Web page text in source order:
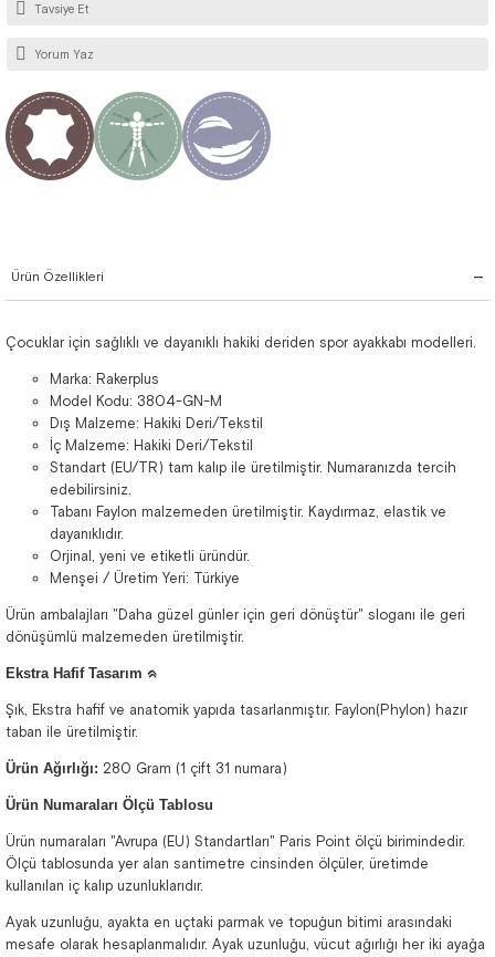
Tavsiye Et
Yorum Yaz
Ürün Özellikleri
Çocuklar için sağlıklı ve dayanıklı hakiki deriden spor ayakkabı modelleri.
Marka: Rakerplus
Model Kodu: 3804-GN-M
Dış Malzeme: Hakiki Deri/Tekstil
İç Malzeme: Hakiki Deri/Tekstil
Standart (EU/TR) tam kalıp ile üretilmiştir. Numaranızda tercih
edebilirsiniz.
Tabanı Faylon malzemeden üretilmiştir. Kaydırmaz, elastik ve
dayanıklıdır.
Orjinal, yeni ve etiketli üründür.
Menşei / Üretim Yeri: Türkiye
Ürün ambalajları "Daha güzel günler için geri dönüştür" sloganı ile geri
dönüşümlü malzemeden üretilmiştir.
Ekstra Hafif Tasarım ᨑ
Şık, Ekstra hafif ve anatomik yapıda tasarlanmıştır. Faylon(Phylon) hazır
taban ile üretilmiştir.
Ürün Ağırlığı: 280 Gram (1 çift 31 numara)
Ürün Numaraları Ölçü Tablosu
Ürün numaraları "Avrupa (EU) Standartları" Paris Point ölçü birimindedir.
Ölçü tablosunda yer alan santimetre cinsinden ölçüler, üretimde
kullanılan iç kalıp uzunluklarıdır.
Ayak uzunluğu, ayakta en uçtaki parmak ve topuğun bitimi arasındaki
mesafe olarak hesaplanmalıdır. Ayak uzunluğu, vücut ağırlığı her iki ayağa